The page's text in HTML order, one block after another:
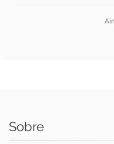
Sobre